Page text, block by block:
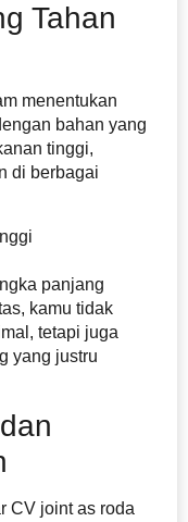
Tahan
menentukan
bahan yang
tinggi,
di berbagai
panjang
kamu tidak
tetapi juga
yang justru
CV joint as roda